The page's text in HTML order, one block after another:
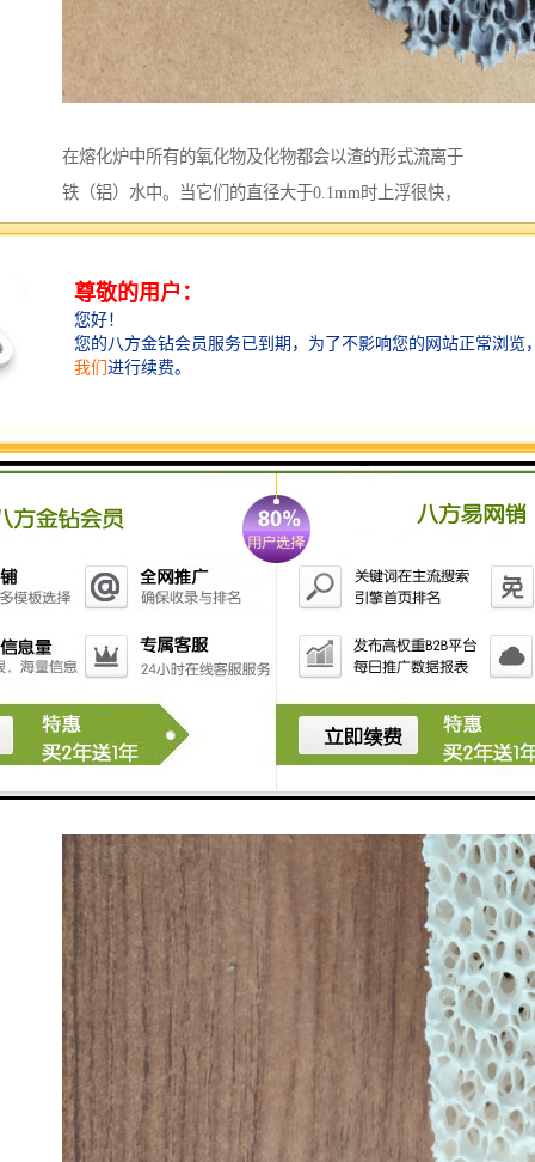
在熔化炉中所有的氧化物及化物都会以渣的形式流离于
铁（铝）水中。当它们的直径大于0.1mm时上浮很快，
可以通过正常扒渣去除；当直径小于0.09mm，尤其在
不受自重制约，而是受铁（铝）水具有黏性这一特点制
约而悬浮于铁（铝）水中。想不使用挡渣棉和过滤网就
把铁（铝）水做到纯净是很难的，所以挡渣棉和过滤网
和过滤网。